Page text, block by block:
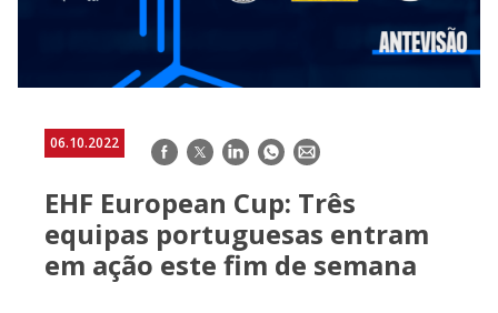
06.10.2022 Facebook
TwitterLinkedInWhatsApp
E-
EHF European Cup: Três
equipas portuguesas entram
em ação este fim de semana